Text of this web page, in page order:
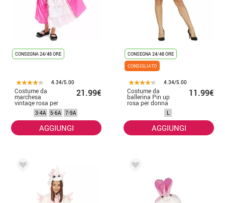
CONSEGNA 24/48 ORE
4.34/5.00
Costume da
marchesa
vintage rosa per
bambina
21.99€
3-4A 5-6A 7-9A
AGGIUNGI
CONSEGNA 24/48 ORE
CONSIGLIATO
4.34/5.00
Costume da
ballerina Pin up
rosa per donna
11.99€
L
AGGIUNGI